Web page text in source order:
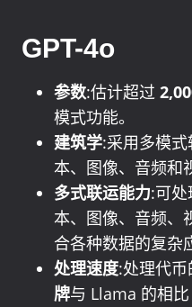
GPT-4o
参数:估计超过
模式功能。
建筑学:采用多模
本、图像、音频和
多式联运能力:可
本、图像、音频、
合各种数据的复杂
处理速度:处理代
牌与 Llama 的相比